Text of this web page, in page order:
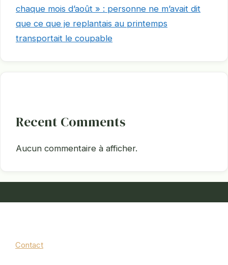
chaque mois d’août » : personne ne m’avait dit
que ce que je replantais au printemps
transportait le coupable
Recent Comments
Aucun commentaire à afficher.
Contact